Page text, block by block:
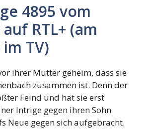
4895 vom
RTL+ (am
TV)
ihrer Mutter geheim, dass sie
zusammen ist. Denn der
Feind und hat sie erst
Intrige gegen ihren Sohn
Neue gegen sich aufgebracht.